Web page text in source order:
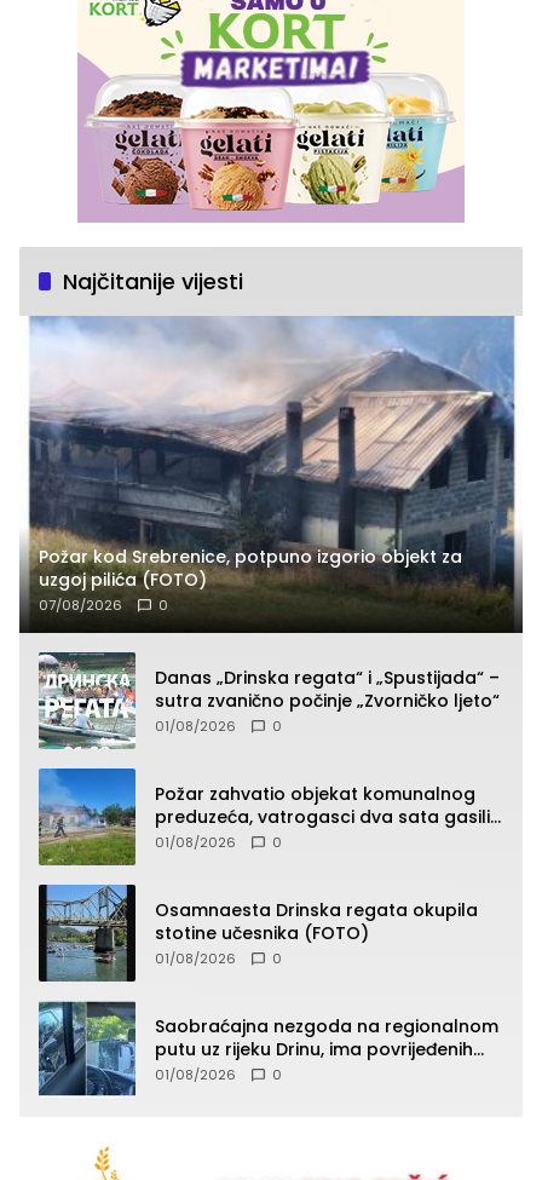
Najčitanije vijesti
Požar kod Srebrenice, potpuno izgorio objekt za
uzgoj pilića (FOTO)
07/08/2026 0
Danas „Drinska regata“ i „Spustijada“ –
sutra zvanično počinje „Zvorničko ljeto“
01/08/2026 0
Požar zahvatio objekat komunalnog
preduzeća, vatrogasci dva sata gasili
vatru (FOTO)
01/08/2026 0
Osamnaesta Drinska regata okupila
stotine učesnika (FOTO)
01/08/2026 0
Saobraćajna nezgoda na regionalnom
putu uz rijeku Drinu, ima povrijeđenih
lica (FOTO)
01/08/2026 0